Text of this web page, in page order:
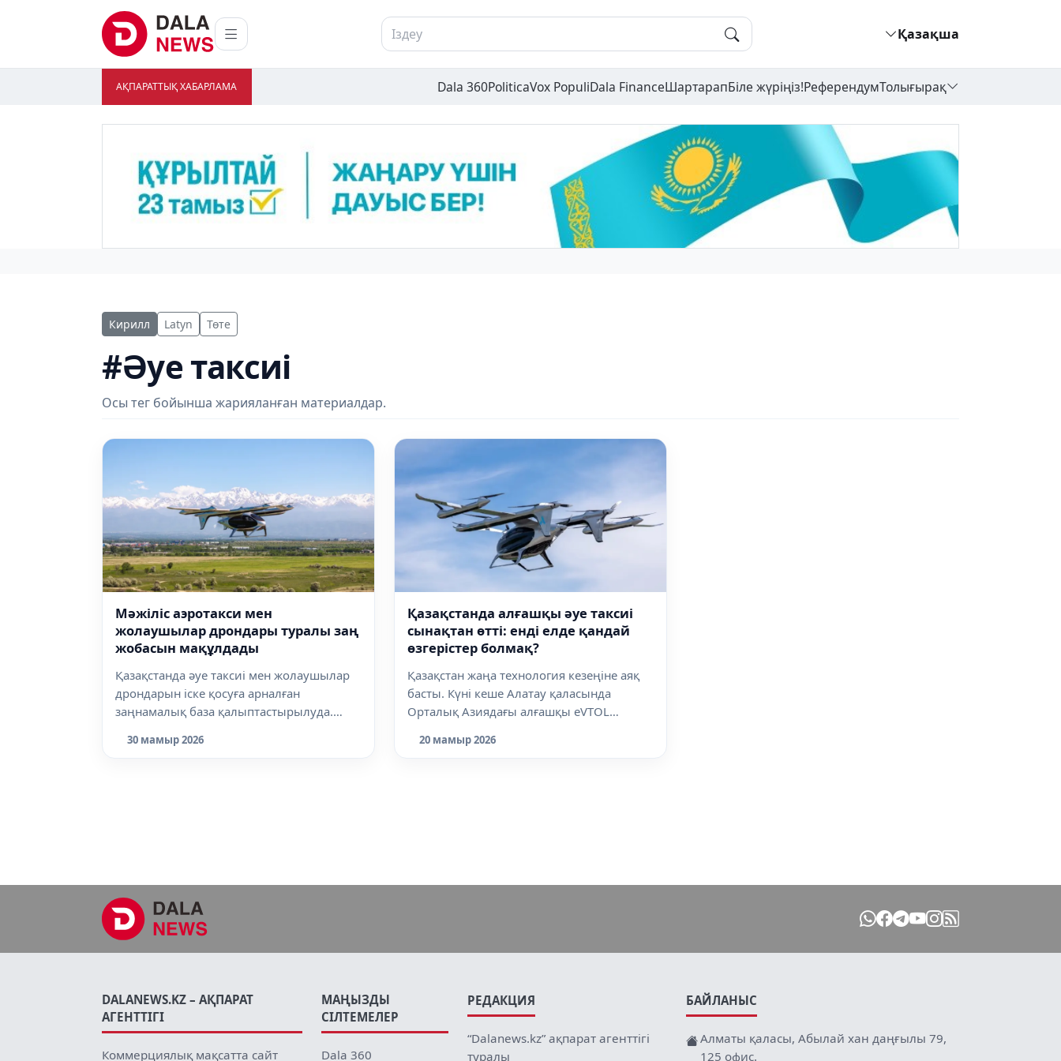
Қазақша
АҚПАРАТТЫҚ ХАБАРЛАМА Dala 360PoliticaVox PopuliDala FinanceШартарапБіле жүріңіз!РеферендумТолығырақ
Кирилл Latyn Төте
#Әуе таксиі
Осы тег бойынша жарияланған материалдар.
Мәжіліс аэротакси мен
жолаушылар дрондары туралы заң
жобасын мақұлдады
Қазақстанда әуе таксиі мен жолаушылар
дрондарын іске қосуға арналған
заңнамалық база қалыптастырылуда.
30 мамыр 2026
Қазақстанда алғашқы әуе таксиі
сынақтан өтті: енді елде қандай
өзгерістер болмақ?
Қазақстан жаңа технология кезеңіне аяқ
басты. Күні кеше Алатау қаласында
Орталық Азиядағы алғашқы eVTOL
20 мамыр 2026
DALANEWS.KZ – АҚПАРАТ
АГЕНТТІГІ
Коммерциялық мақсатта сайт
МАҢЫЗДЫ
СІЛТЕМЕЛЕР
Dala 360
РЕДАКЦИЯ
“Dalanews.kz” ақпарат агенттігі
туралы
БАЙЛАНЫС
Алматы қаласы, Абылай хан даңғылы 79,
125 офис.